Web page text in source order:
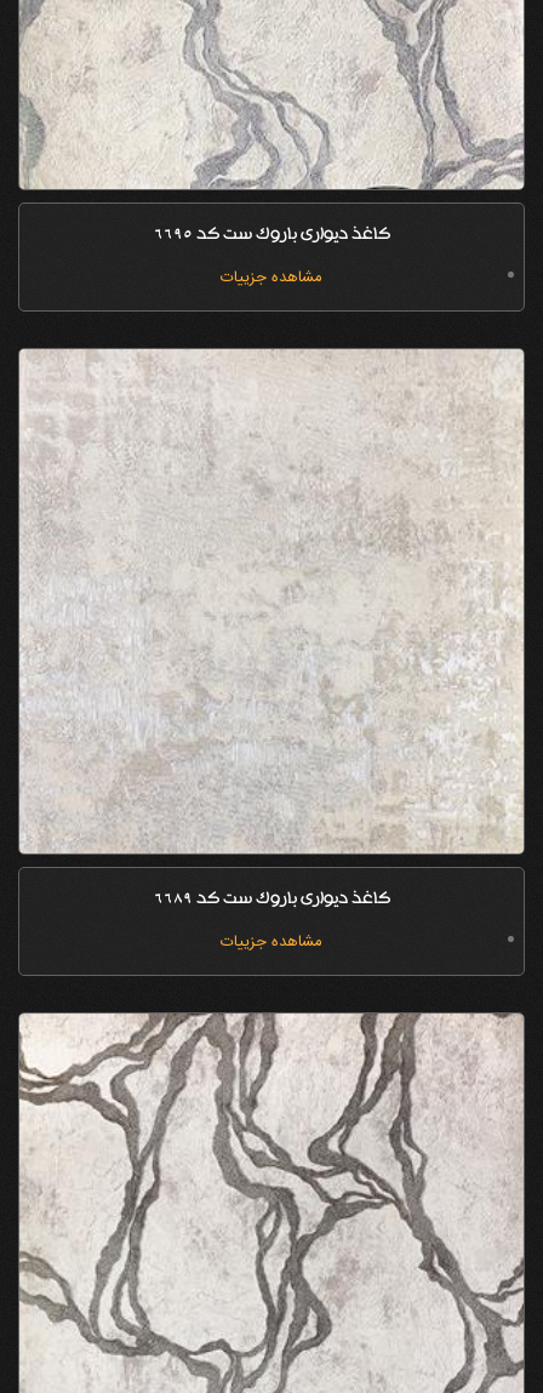
کاغذ دیواری باروک ست کد 6695
مشاهده جزییات
کاغذ دیواری باروک ست کد 6689
مشاهده جزییات